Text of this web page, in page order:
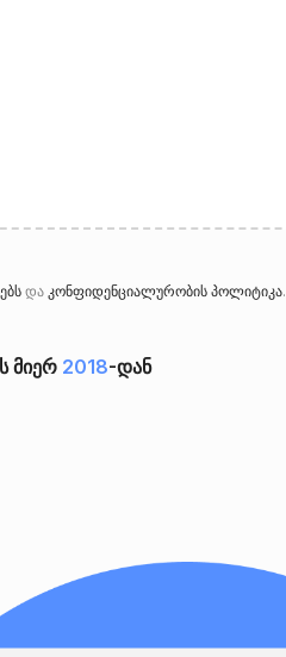
და კონფიდენციალურობის პოლიტიკა.
მიერ 2018-დან